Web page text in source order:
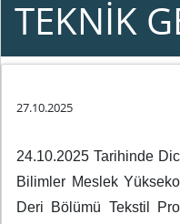
TEKNİK
27.10.2025
24.10.2025 Tarihinde
Bilimler Meslek
Deri Bölümü Tekstil